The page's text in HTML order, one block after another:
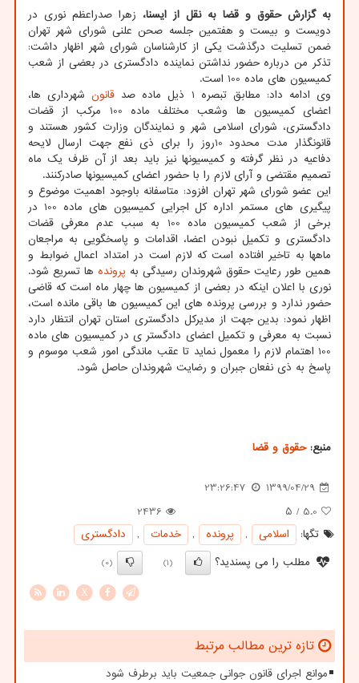
به گزارش حقوق و قضا به نقل از ایسنا، زهرا صدراعظم نوری در
دویست و بیست و هفتمین جلسه صحن علنی شورای شهر تهران
ضمن تسلیت درگذشت یکی از کارشناسان شورای شهر اظهار داشت:
تذکر من درباره حضور نداشتن نماینده دادگستری در بعضی از شعب
کمیسیون های ماده 100 است.
وی ادامه داد: مطابق تبصره 1 ذیل ماده صد
قانونشهرداری ها،
اعضای کمیسیون ها وشعب مختلف ماده 100 مرکب از قضات
دادگستری، شورای اسلامی شهر و نمایندگان وزارت کشور هستند و
قانونگذار مدت محدود 10روز را برای ذی نفع جهت ارسال لایحه
دفاعیه در نظر گرفته و کمیسیونها نیز باید بعد از آن ظرف یک ماه
تصمیم مقتضی و آرای لازم را با حضور اعضای کمیسیونها صادرکنند.
این عضو شورای شهر تهران افزود: متاسفانه باوجود اهمیت موضوع و
پیگیری های مستمر اداره کل اجرایی کمیسیون های ماده 100 در
برخی از شعب کمیسیون ماده 100 به سبب عدم معرفی قضات
دادگستری و تکمیل نبودن اعضا، اقدامات و پاسخگویی به مراجعان
ماهها به تاخیر افتاده است که لازم است در امتداد اعمال ضوابط و
همین طور رعایت حقوق شهروندان رسیدگی به پرونده ها تسریع شود.
نوری با اعلان اینکه در بعضی از کمیسیون ها چهار ماه است که قاضی
حضور ندارد و بررسی پرونده های این کمیسیون ها باقی مانده است،
اظهار نمود: بدین جهت از مدیرکل دادگستری استان تهران انتظار دارد
نسبت به معرفی و تکمیل اعضای دادگستر ی در کمیسیون های ماده
100 اهتمام لازم را معمول نماید تا عقب ماندگی امور شعب موسوم و
پاسخ به ذی نفعان جبران و رضایت شهروندان حاصل شود.
منبع:حقوق و قضا
1399/04/29
23:26:47
5.0 / ۵
2436
تگها:
اسلامی , پرونده , خدمات ,
دادگستری
مطلب را می پسندید؟
(1)
(0)
X
تازه ترین مطالب مرتبط
موانع اجرای قانون جوانی جمعیت باید برطرف شود